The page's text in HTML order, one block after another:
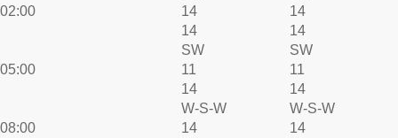
02:00
14
14
14
14
05:00
SW
11
14
SW
11
14
08:00
W-S-W
14
W-S-W
14